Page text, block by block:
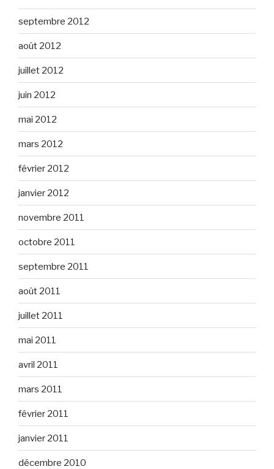
septembre 2012
août 2012
juillet 2012
juin 2012
mai 2012
mars 2012
février 2012
janvier 2012
novembre 2011
octobre 2011
septembre 2011
août 2011
juillet 2011
mai 2011
avril 2011
mars 2011
février 2011
janvier 2011
décembre 2010